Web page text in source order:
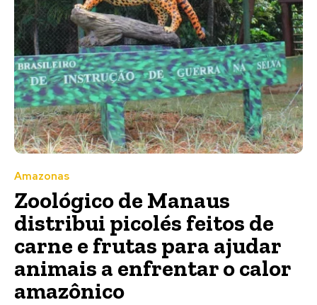
Amazonas
Zoológico de Manaus
distribui picolés feitos de
carne e frutas para ajudar
animais a enfrentar o calor
amazônico